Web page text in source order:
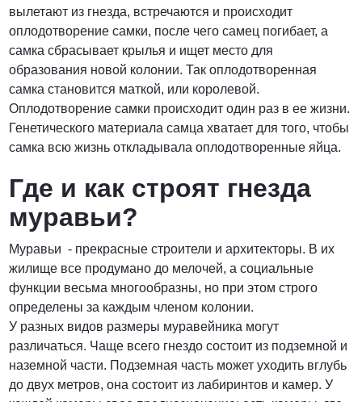
вылетают из гнезда, встречаются и происходит
оплодотворение самки, после чего самец погибает, а
самка сбрасывает крылья и ищет место для
образования новой колонии. Так оплодотворенная
самка становится маткой, или королевой.
Оплодотворение самки происходит один раз в ее жизни.
Генетического материала самца хватает для того, чтобы
самка всю жизнь откладывала оплодотворенные яйца.
Где и как строят гнезда
муравьи?
Муравьи - прекрасные строители и архитекторы. В их
жилище все продумано до мелочей, а социальные
функции весьма многообразны, но при этом строго
определены за каждым членом колонии.
У разных видов размеры муравейника могут
различаться. Чаще всего гнездо состоит из подземной и
наземной части. Подземная часть может уходить вглубь
до двух метров, она состоит из лабиринтов и камер. У